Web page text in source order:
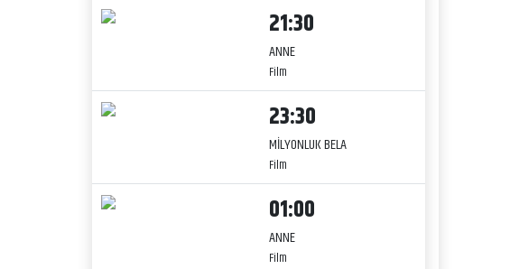
21:30
ANNE
Film
23:30
MİLYONLUK BELA
Film
01:00
ANNE
Film